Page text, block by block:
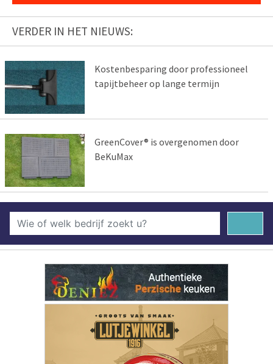
VERDER IN HET NIEUWS:
Kostenbesparing door professioneel
tapijtbeheer op lange termijn
GreenCover® is overgenomen door
BeKuMax